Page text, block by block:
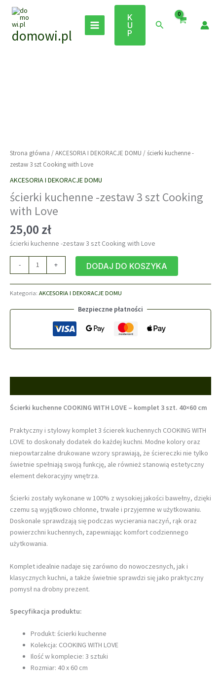
Przejdź
treścidomowi.pl
K
U
P
Szukaj
Strona główna /AKCESORIA I DEKORACJE DOMU / ścierki kuchenne -
zestaw 3 szt Cooking with Love
AKCESORIA I DEKORACJE DOMU
ścierki kuchenne -zestaw 3 szt Cooking
with Love
25,00 zł
ścierki kuchenne -zestaw 3 szt Cooking with Love
-
ścierki
kuchenne
-
with
+ DODAJ DO KOSZYKA
Kategoria: AKCESORIA I DEKORACJE DOMU
Bezpieczne płatności
Ścierki kuchenne COOKING WITH LOVE – komplet 3 szt. 40×60 cm
Praktyczny i stylowy komplet 3 ścierek kuchennych COOKING WITH
LOVE to doskonały dodatek do każdej kuchni. Modne kolory oraz
niepowtarzalne drukowane wzory sprawiają, że ściereczki nie tylko
świetnie spełniają swoją funkcję, ale również stanowią estetyczny
element dekoracyjny wnętrza.
Ścierki zostały wykonane w 100% z wysokiej jakości bawełny, dzięki
czemu są wyjątkowo chłonne, trwałe i przyjemne w użytkowaniu.
Doskonale sprawdzają się podczas wycierania naczyń, rąk oraz
powierzchni kuchennych, zapewniając komfort codziennego
użytkowania.
Komplet idealnie nadaje się zarówno do nowoczesnych, jak i
klasycznych kuchni, a także świetnie sprawdzi się jako praktyczny
pomysł na drobny prezent.
Specyfikacja produktu:
Produkt: ścierki kuchenne
Kolekcja: COOKING WITH LOVE
Ilość w komplecie: 3 sztuki
Rozmiar: 40 x 60 cm